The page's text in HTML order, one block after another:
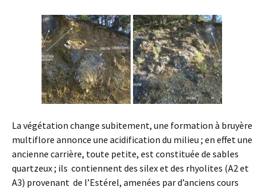
La végétation change subitement, une formation à bruyère
multiflore annonce une acidification du milieu ; en effet une
ancienne carrière, toute petite, est constituée de sables
quartzeux ; ils contiennent des silex et des rhyolites (A2 et
A3) provenant de l’Estérel, amenées par d’anciens cours